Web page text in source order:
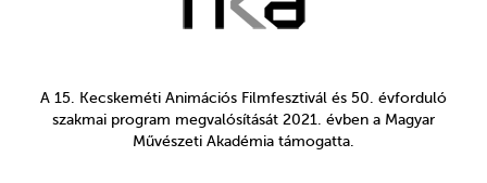
A 15. Kecskeméti Animációs Filmfesztivál és 50. évforduló
szakmai program megvalósítását 2021. évben a Magyar
Művészeti Akadémia támogatta.